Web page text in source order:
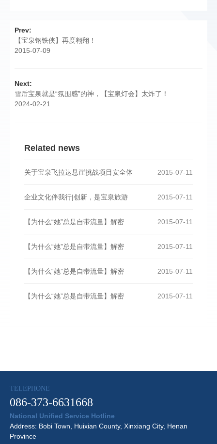
Prev:
【宝泉钢铁侠】再度翱翔！
2015-07-09
Next:
雪后宝泉就是“氛围感”的神，【宝泉灯会】太炸了！
2024-02-21
Related news
2015-07-11
关于宝泉飞拉达悬崖挑战项目安全体
2015-07-11
企业文化伴我行|创新，是宝泉旅游
2015-07-11
【为什么“她”总是自带流量】解密
2015-07-11
【为什么“她”总是自带流量】解密
2015-07-11
【为什么“她”总是自带流量】解密
2015-07-11
【为什么“她”总是自带流量】解密
TELEPHONE
086-373-6631668
National Unified Service Hotline
Address: Bobi Town, Huixian County, Xinxiang City, Henan
Province